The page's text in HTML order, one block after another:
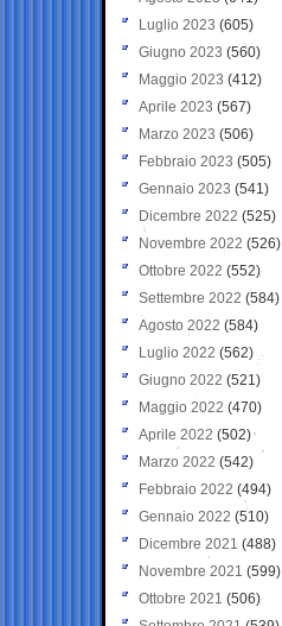
Luglio 2023 (605)
Giugno 2023 (560)
Maggio 2023 (412)
Aprile 2023 (567)
Marzo 2023 (506)
Febbraio 2023 (505)
Gennaio 2023 (541)
Dicembre 2022 (525)
Novembre 2022 (526)
Ottobre 2022 (552)
Settembre 2022 (584)
Agosto 2022 (584)
Luglio 2022 (562)
Giugno 2022 (521)
Maggio 2022 (470)
Aprile 2022 (502)
Marzo 2022 (542)
Febbraio 2022 (494)
Gennaio 2022 (510)
Dicembre 2021 (488)
Novembre 2021 (599)
Ottobre 2021 (506)